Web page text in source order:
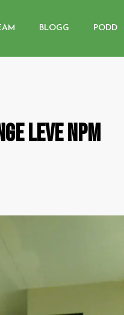
BLOGG PODD
LEVE NPM